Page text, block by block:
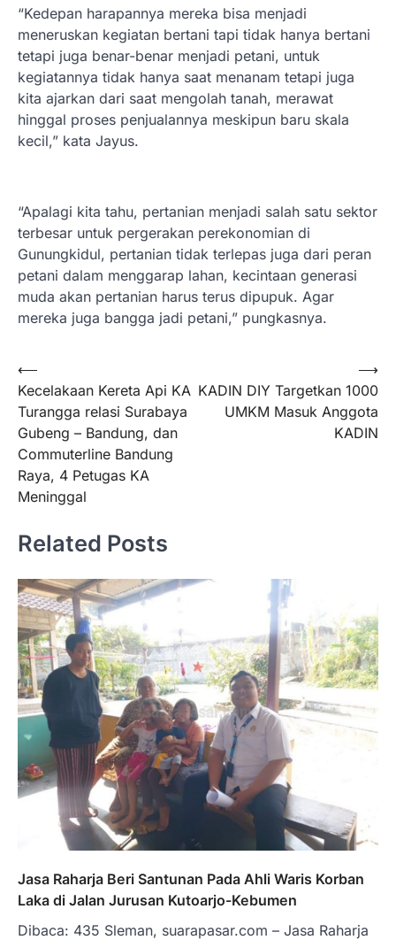
“Kedepan harapannya mereka bisa menjadi
meneruskan kegiatan bertani tapi tidak hanya bertani
tetapi juga benar-benar menjadi petani, untuk
kegiatannya tidak hanya saat menanam tetapi juga
kita ajarkan dari saat mengolah tanah, merawat
hinggal proses penjualannya meskipun baru skala
kecil,” kata Jayus.
“Apalagi kita tahu, pertanian menjadi salah satu sektor
terbesar untuk pergerakan perekonomian di
Gunungkidul, pertanian tidak terlepas juga dari peran
petani dalam menggarap lahan, kecintaan generasi
muda akan pertanian harus terus dipupuk. Agar
mereka juga bangga jadi petani,” pungkasnya.
Navigasi
pos
⟵
Kecelakaan Kereta Api KA
Turangga relasi Surabaya
Gubeng – Bandung, dan
Commuterline Bandung
Raya, 4 Petugas KA
Meninggal
KADIN DIY Targetkan 1000
UMKM Masuk Anggota
KADIN
⟶
Related Posts
Jasa Raharja Beri Santunan Pada Ahli Waris Korban
Laka di Jalan Jurusan Kutoarjo-Kebumen
Dibaca: 435 Sleman, suarapasar.com – Jasa Raharja